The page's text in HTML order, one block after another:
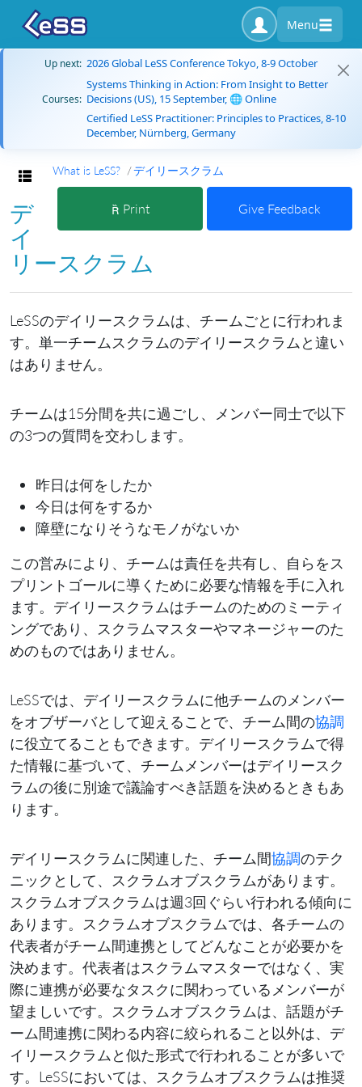
Menu
Up next: 2026 Global LeSS Conference Tokyo, 8-9 October
Courses:
Systems Thinking in Action: From Insight to Better
Decisions (US), 15 September, 🌐 Online
Certified LeSS Practitioner: Principles to Practices, 8-10
December, Nürnberg, Germany
Toggle navigation
What is LeSS? デイリースクラム
Print Give Feedback
デ
イ
リースクラム
LeSSのデイリースクラムは、チームごとに行われま
す。単一チームスクラムのデイリースクラムと違い
はありません。
チームは15分間を共に過ごし、メンバー同士で以下
の3つの質問を交わします。
昨日は何をしたか
今日は何をするか
障壁になりそうなモノがないか
この営みにより、チームは責任を共有し、自らをス
プリントゴールに導くために必要な情報を手に入れ
ます。デイリースクラムはチームのためのミーティ
ングであり、スクラムマスターやマネージャーのた
めのものではありません。
LeSSでは、デイリースクラムに他チームのメンバー
をオブザーバとして迎えることで、チーム間の協調
に役立てることもできます。デイリースクラムで得
た情報に基づいて、チームメンバーはデイリースク
ラムの後に別途で議論すべき話題を決めるときもあ
ります。
デイリースクラムに関連した、チーム間協調のテク
ニックとして、スクラムオブスクラムがあります。
スクラムオブスクラムは週3回ぐらい行われる傾向に
あります。スクラムオブスクラムでは、各チームの
代表者がチーム間連携としてどんなことが必要かを
決めます。代表者はスクラムマスターではなく、実
際に連携が必要なタスクに関わっているメンバーが
望ましいです。スクラムオブスクラムは、話題がチ
ーム間連携に関わる内容に絞られること以外は、デ
イリースクラムと似た形式で行われることが多いで
す。LeSSにおいては、スクラムオブスクラムは推奨